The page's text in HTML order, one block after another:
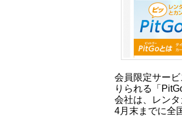
会員限定サー
りられる「
会社は、レン
4月末までに全